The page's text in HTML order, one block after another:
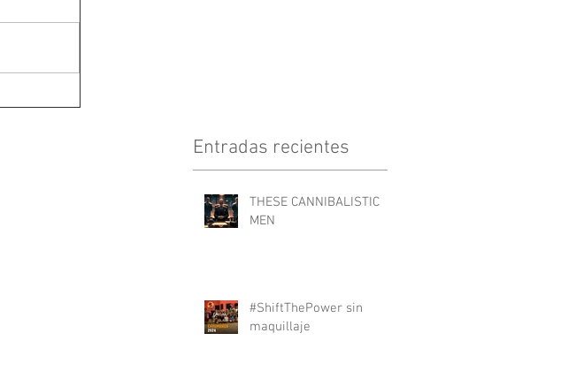
Entradas recientes
THESE CANNIBALISTIC
MEN
#ShiftThePower sin
maquillaje